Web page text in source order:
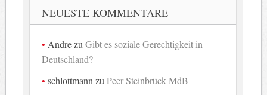
NEUESTE KOMMENTARE
AndrezuGibt es soziale Gerechtigkeit in
Deutschland?
schlottmann zuPeer Steinbrück MdB